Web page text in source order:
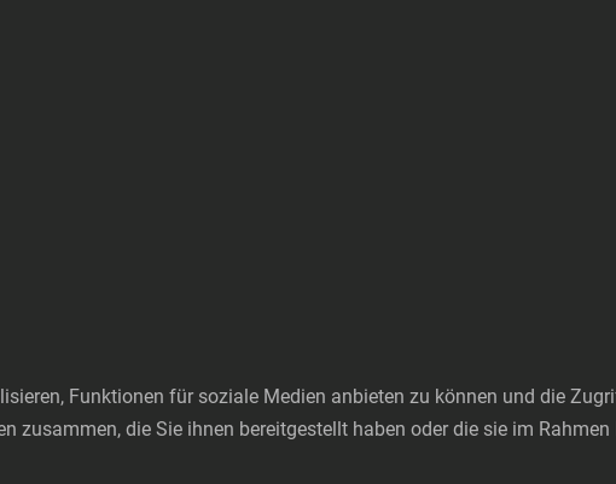
Funktionen für soziale Medien anbieten zu können und die
die Sie ihnen bereitgestellt haben oder die sie im